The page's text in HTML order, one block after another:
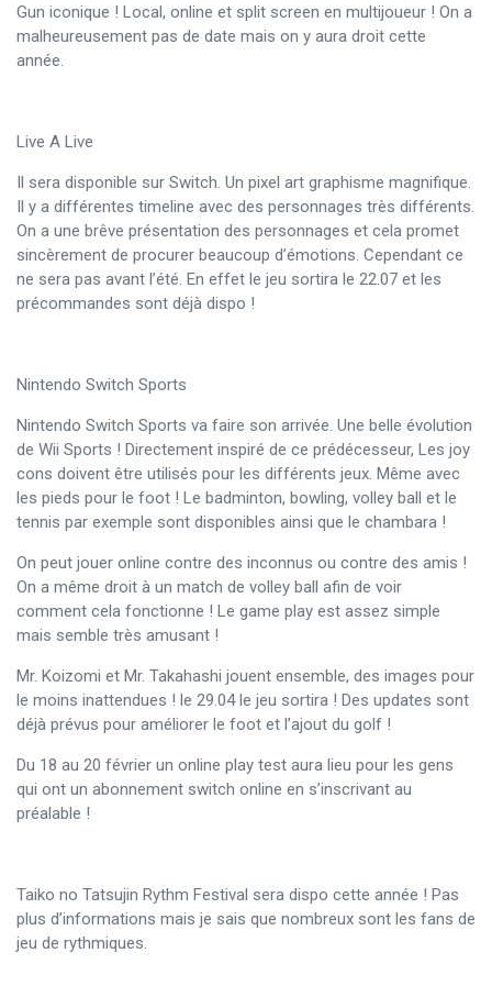
Gun iconique ! Local, online et split screen en multijoueur ! On a
malheureusement pas de date mais on y aura droit cette
année.
Live A Live
Il sera disponible sur Switch. Un pixel art graphisme magnifique.
Il y a différentes timeline avec des personnages très différents.
On a une brêve présentation des personnages et cela promet
sincèrement de procurer beaucoup d’émotions. Cependant ce
ne sera pas avant l’été. En effet le jeu sortira le 22.07 et les
précommandes sont déjà dispo !
Nintendo Switch Sports
Nintendo Switch Sports va faire son arrivée. Une belle évolution
de Wii Sports ! Directement inspiré de ce prédécesseur, Les joy
cons doivent être utilisés pour les différents jeux. Même avec
les pieds pour le foot ! Le badminton, bowling, volley ball et le
tennis par exemple sont disponibles ainsi que le chambara !
On peut jouer online contre des inconnus ou contre des amis !
On a même droit à un match de volley ball afin de voir
comment cela fonctionne ! Le game play est assez simple
mais semble très amusant !
Mr. Koizomi et Mr. Takahashi jouent ensemble, des images pour
le moins inattendues ! le 29.04 le jeu sortira ! Des updates sont
déjà prévus pour améliorer le foot et l’ajout du golf !
Du 18 au 20 février un online play test aura lieu pour les gens
qui ont un abonnement switch online en s’inscrivant au
préalable !
Taiko no Tatsujin Rythm Festival sera dispo cette année ! Pas
plus d’informations mais je sais que nombreux sont les fans de
jeu de rythmiques.